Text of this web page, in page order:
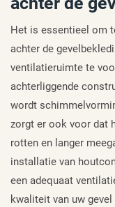
Het is essentieel om
achter de
ventilatieruimte te
achterliggende
wordt
zorgt er ook voor dat
rotten en langer
installatie van
een adequaat
kwaliteit van uw